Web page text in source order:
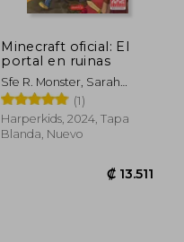
Minecraft oficial: El
portal en ruinas
Sfe R. Monster, Sarah
Graley
(1)
Harperkids, 2024, Tapa
Blanda, Nuevo